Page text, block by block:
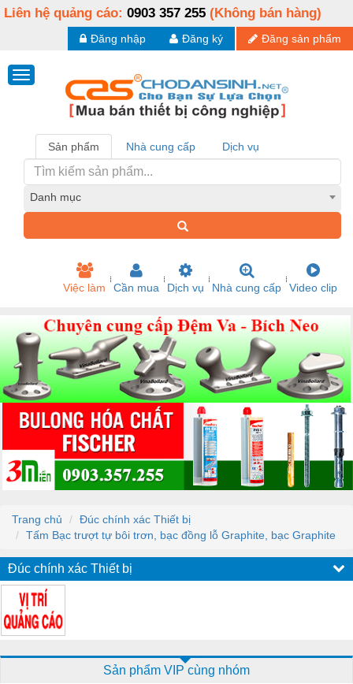
Liên hệ quảng cáo: 0903 357 255 (Không bán hàng)
Đăng sản phẩm
Đăng ký
Đăng nhập
Sản phẩm Nhà cung cấp Dịch vụ
Danh mục
Việc làm Cần mua Dịch vụ Nhà cung cấp Video clip
Trang chủ
Đúc chính xác Thiết bị
Tấm Bạc trượt tự bôi trơn, bạc đồng lỗ Graphite, bạc Graphite
Đúc chính xác Thiết bị
Sản phẩm VIP cùng nhóm